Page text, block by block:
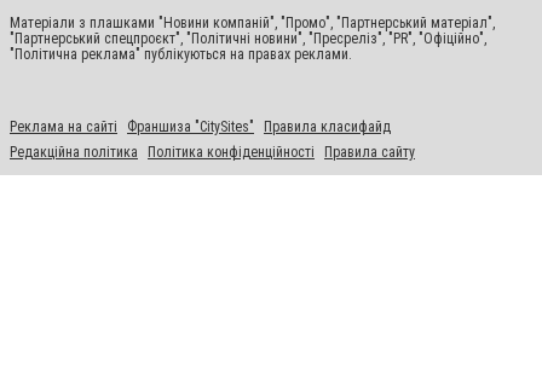
Матеріали з плашками "Новини компаній", "Промо", "Партнерський матеріал",
"Партнерський спецпроєкт", "Політичні новини", "Пресреліз", "PR", "Офіційно",
"Політична реклама" публікуються на правах реклами.
Реклама на сайті Франшиза "CitySites"
Правила класифайд
Редакційна політика
Політика конфіденційності Правила сайту